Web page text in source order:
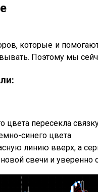
которые и
Поэтому мы
цвета пересекла
синего цвета
линию вверх, а
свечи и